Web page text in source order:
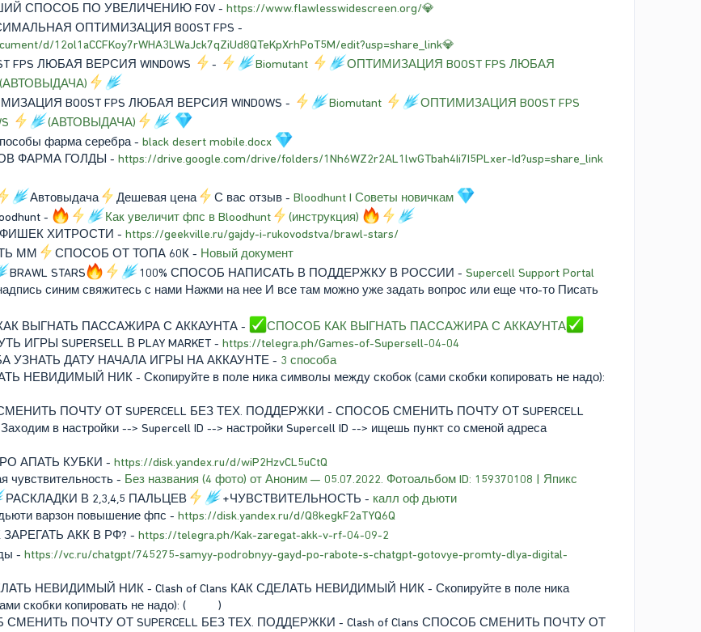
СПОСОБ ПО УВЕЛИЧЕНИЮ FOV - https://www.flawlesswidescreen.org/💎
ОПТИМИЗАЦИЯ BOOST FPS -
d/12ol1aCCFKoy7rWHA3LWaJck7qZiUd8QTeKpXrhPoT5M/edit?usp=share_link💎
FPS ЛЮБАЯ ВЕРСИЯ WINDOWS
- Biomutant
ОПТИМИЗАЦИЯ BOOST FPS ЛЮБАЯ
(АВТОВЫДАЧА)
BOOST FPS ЛЮБАЯ ВЕРСИЯ WINDOWS - Biomutant
ОПТИМИЗАЦИЯ BOOST FPS
(АВТОВЫДАЧА)
фарма серебра - black desert mobile.docx
ФАРМА ГОЛДЫ - https://drive.google.com/drive/folders/1Nh6WZ2r2AL1lwGTbah4Ii7I5PLxer-Id?usp=share_link
Автовыдача Дешевая цена С вас отзыв - Bloodhunt I Советы новичкам
-
Как увеличит фпс в Bloodhunt
(инструкция)
ФИШЕК ХИТРОСТИ - https://geekville.ru/gajdy-i-rukovodstva/brawl-stars/
ММ
СПОСОБ ОТ ТОПА 60К - Новый документ
BRAWL STARS 100% СПОСОБ НАПИСАТЬ В ПОДДЕРЖКУ В РОССИИ - Supercell Support Portal
синим свяжитесь с нами Нажми на нее И все там можно уже задать вопрос или еще что-то Писать
ВЫГНАТЬ ПАССАЖИРА С АККАУНТА -
СПОСОБ КАК ВЫГНАТЬ ПАССАЖИРА С АККАУНТА
ИГРЫ SUPERSELL В PLAY MARKET - https://telegra.ph/Games-of-Supersell-04-04
УЗНАТЬ ДАТУ НАЧАЛА ИГРЫ НА АККАУНТЕ - 3 способа
НЕВИДИМЫЙ НИК - Скопируйте в поле ника символы между скобок (сами скобки копировать не надо):
ПОЧТУ ОТ SUPERCELL БЕЗ ТЕХ. ПОДДЕРЖКИ - СПОСОБ СМЕНИТЬ ПОЧТУ ОТ SUPERCELL
в настройки --> Supercell ID --> настройки Supercell ID --> ищешь пункт со сменой адреса
АПАТЬ КУБКИ - https://disk.yandex.ru/d/wiP2HzvCL5uCtQ
чувствительность - Без названия (4 фото) от Аноним — 05.07.2022. Фотоальбом ID: 159370108 | Япикс
РАСКЛАДКИ В 2,3,4,5 ПАЛЬЦЕВ +ЧУВСТВИТЕЛЬНОСТЬ - калл оф дьюти
варзон повышение фпс - https://disk.yandex.ru/d/Q8kegkF2aTYQ6Q
ЗАРЕГАТЬ АКК В РФ? - https://telegra.ph/Kak-zaregat-akk-v-rf-04-09-2
- https://vc.ru/chatgpt/745275-samyy-podrobnyy-gayd-po-rabote-s-chatgpt-gotovye-promty-dlya-digital-
НЕВИДИМЫЙ НИК - Clash of Clans КАК СДЕЛАТЬ НЕВИДИМЫЙ НИК - Скопируйте в поле ника
скобки копировать не надо): ( ᠌ ᠌ ᠌᠌ ᠌ ᠌ ᠌ ᠌ ᠌ ᠌ )
СМЕНИТЬ ПОЧТУ ОТ SUPERCELL БЕЗ ТЕХ. ПОДДЕРЖКИ - Clash of Clans СПОСОБ СМЕНИТЬ ПОЧТУ ОТ